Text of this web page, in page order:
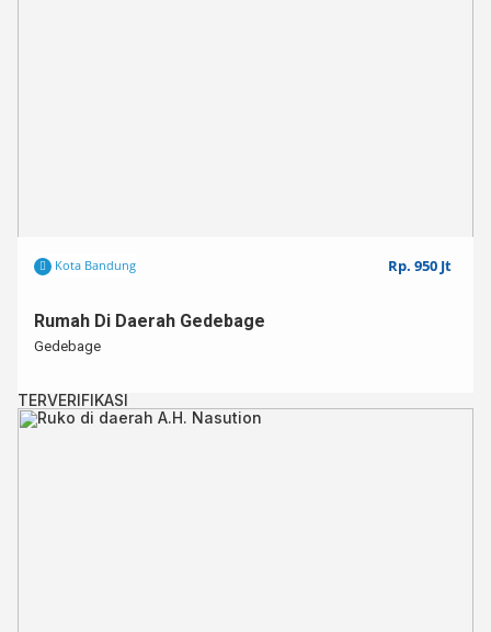
Kota Bandung Rp. 950 Jt
Rumah Di Daerah Gedebage
Gedebage
TERVERIFIKASI